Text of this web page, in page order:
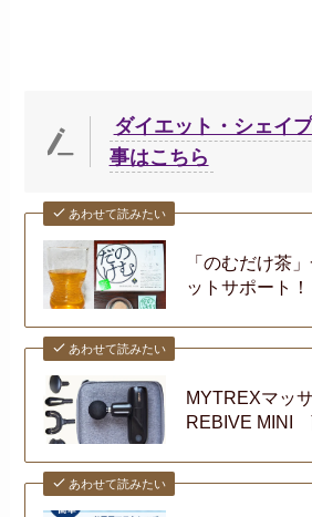
ダイエット・シェイ
事はこちら
あわせて読みたい
「のむだけ茶
ットサポート！
あわせて読みたい
MYTREXマッ
REBIVE MINI
あわせて読みたい